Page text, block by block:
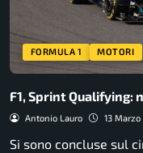
FORMULA 1 MOTORI
F1, Sprint Qualifying:
Antonio Lauro 13 Marzo
Si sono concluse sul